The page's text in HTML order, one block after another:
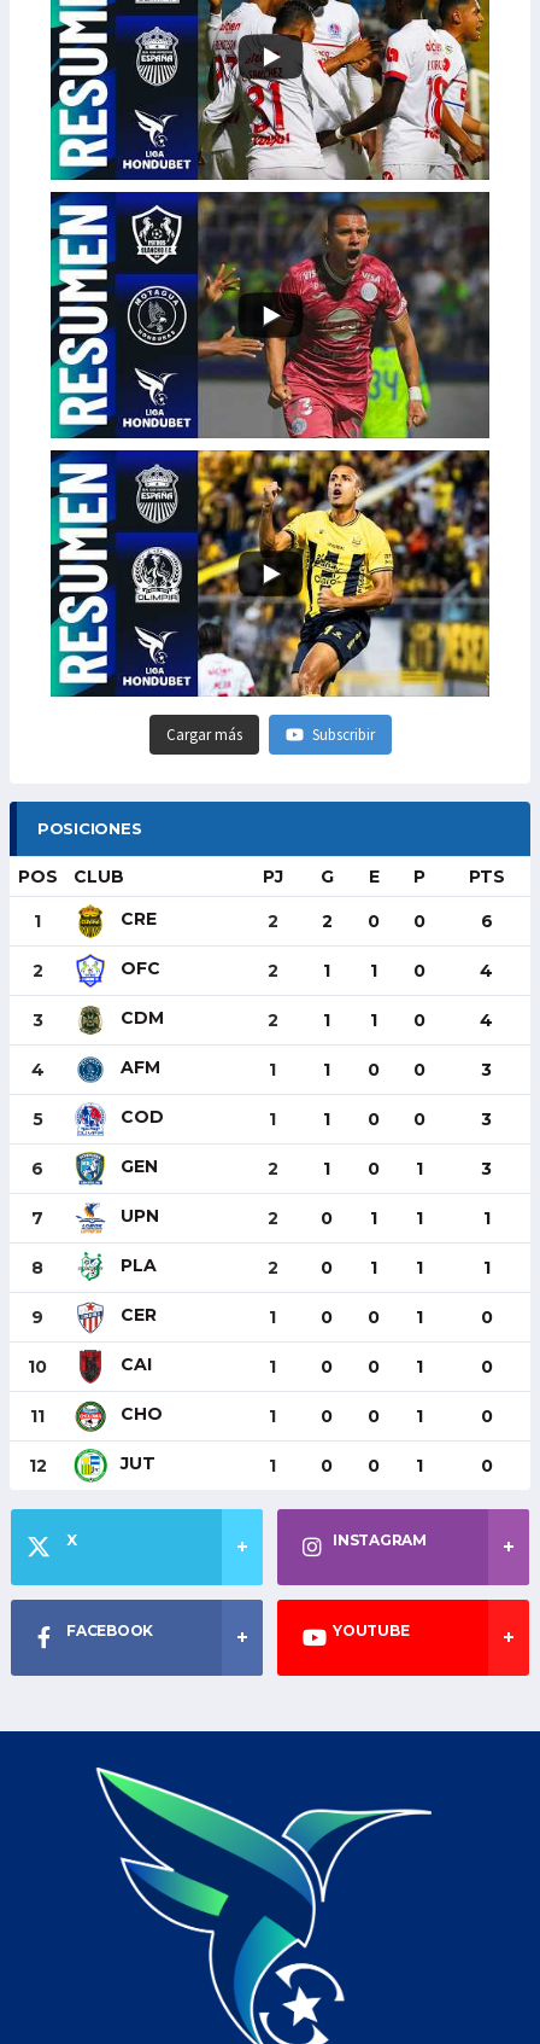
Cargar más Subscribir
POSICIONES
POS CLUB PJ G E P PTS
1 CRE 2 2 0 0 6
2 OFC 2 1 1 0 4
3 CDM 2 1 1 0 4
4 AFM 1 1 0 0 3
5 COD 1 1 0 0 3
6 GEN 2 1 0 1 3
7 UPN 2 0 1 1 1
8 PLA 2 0 1 1 1
9 CER 1 0 0 1 0
10 CAI 1 0 0 1 0
11 CHO 1 0 0 1 0
12 JUT 1 0 0 1 0
X INSTAGRAM
FACEBOOK YOUTUBE